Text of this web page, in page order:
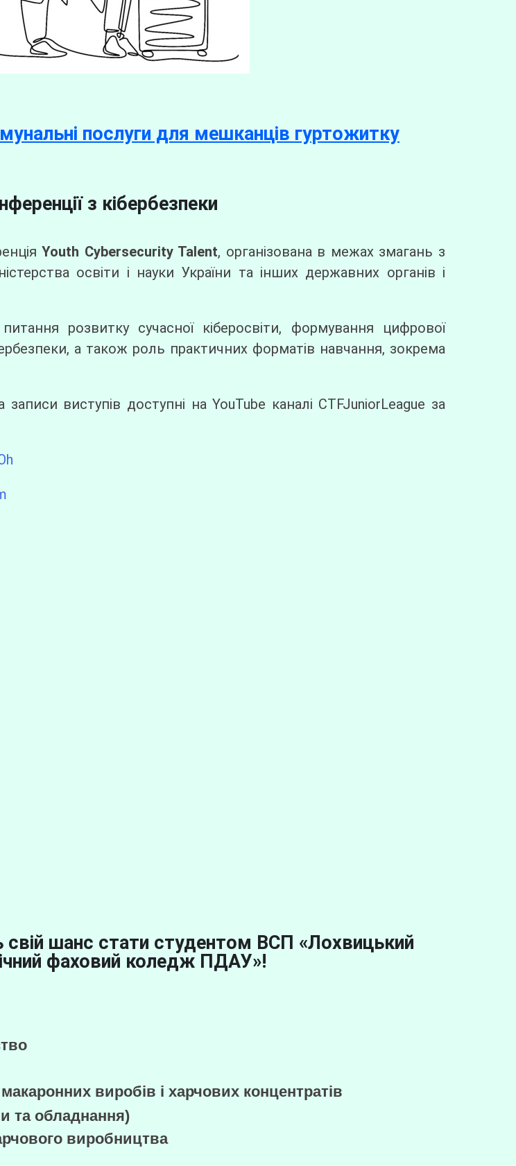
послуги для мешканців гуртожитку
з кібербезпеки
Youth Cybersecurity Talent, організована в межах змагань з
освіти і науки України та інших державних органів і
розвитку сучасної кіберосвіти, формування цифрової
а також роль практичних форматів навчання, зокрема
виступів доступні на YouTube каналі CTFJuniorLeague за
шанс стати студентом ВСП «Лохвицький
фаховий коледж ПДАУ»!
виробів і харчових концентратів
та обладнання)
виробництва